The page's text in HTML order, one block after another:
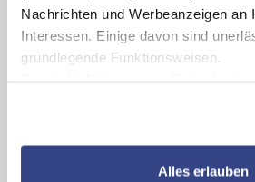
Nachrichten und Werbeanzeigen an
Interessen. Einige davon sind
grundlegende Funktionsweisen.
zusätzliche Dienste bzw.
nutzen und uns sowie Dritten
ermöglichen, dabei kommt es auch
Alles erlauben
1 x Kernölverkostung bei der
Leutschach (Öffnungszeiten lt.
online)